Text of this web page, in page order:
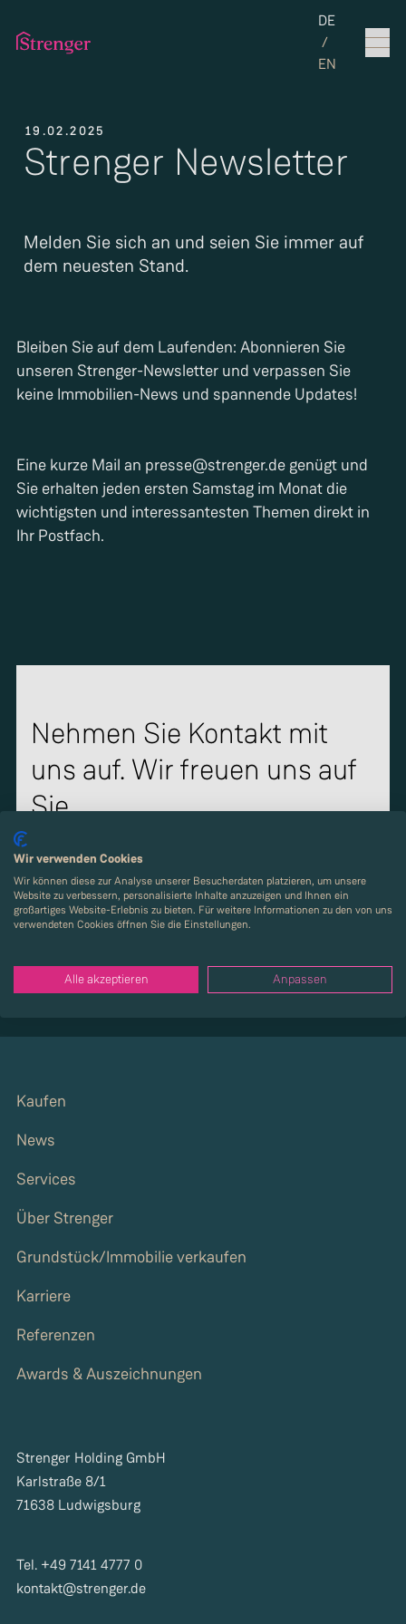
Set the
DE
/
EN
19.02.2025
Strenger Newsletter
Melden Sie sich an und seien Sie immer auf
dem neuesten Stand.
Bleiben Sie auf dem Laufenden: Abonnieren Sie
unseren Strenger-Newsletter und verpassen Sie
keine Immobilien-News und spannende Updates!
Eine kurze Mail an presse@strenger.de genügt und
Sie erhalten jeden ersten Samstag im Monat die
wichtigsten und interessantesten Themen direkt in
Ihr Postfach.
Nehmen Sie Kontakt mit
uns auf. Wir freuen uns auf
Sie.
Nachricht schreiben
Kaufen
News
Services
Über Strenger
Grundstück/Immobilie verkaufen
Karriere
Referenzen
Awards & Auszeichnungen
Strenger Holding GmbH
Karlstraße 8/1
71638 Ludwigsburg
Tel. +49 7141 4777 0
kontakt@strenger.de
Wir verwenden Cookies
Wir können diese zur Analyse unserer Besucherdaten platzieren, um unsere
Website zu verbessern, personalisierte Inhalte anzuzeigen und Ihnen ein
großartiges Website-Erlebnis zu bieten. Für weitere Informationen zu den von uns
verwendeten Cookies öffnen Sie die Einstellungen.
Alle akzeptieren Anpassen